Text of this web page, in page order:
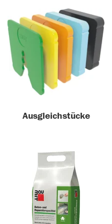
Ausgleichstücke